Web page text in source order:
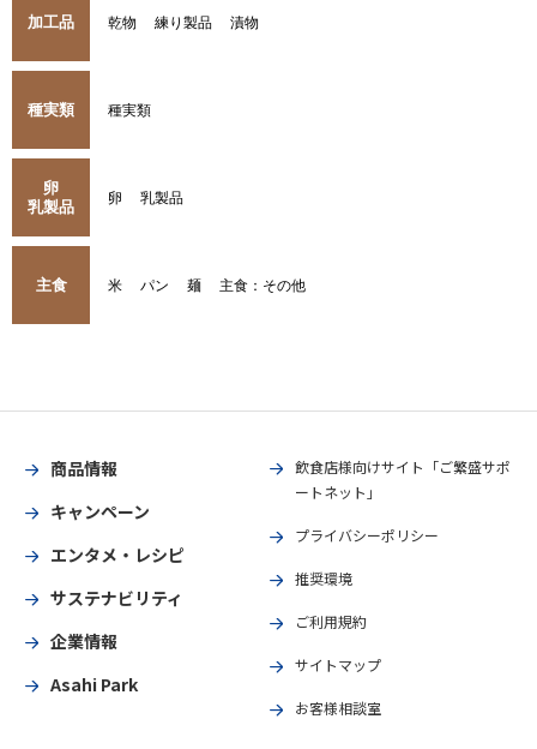
加工品 乾物 練り製品 漬物
種実類 種実類
卵
乳製品
卵 乳製品
主食 米 パン 麺 主食：その他
商品情報
キャンペーン
エンタメ・レシピ
サステナビリティ
企業情報
Asahi Park
飲食店様向けサイト「ご繁盛サポ
ートネット」
プライバシーポリシー
推奨環境
ご利用規約
サイトマップ
お客様相談室